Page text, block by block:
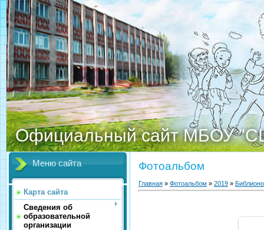
Официальный сайт МБОУ
Меню сайта
Карта сайта
Сведения об
образовательной
организации
Фотоальбом
Главная » Фотоальбом » 2019 »